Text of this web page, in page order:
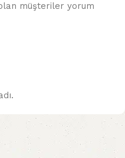
müşteriler yorum